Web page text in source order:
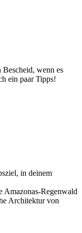
wenn es
ein paar Tipps!
in deinem
Amazonas-Regenwald
Architektur von